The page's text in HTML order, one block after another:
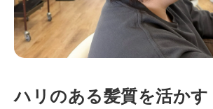
ハリのある髪質を活か